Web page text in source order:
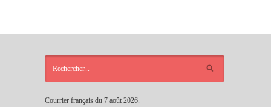
Courrier français du 7 août 2026.